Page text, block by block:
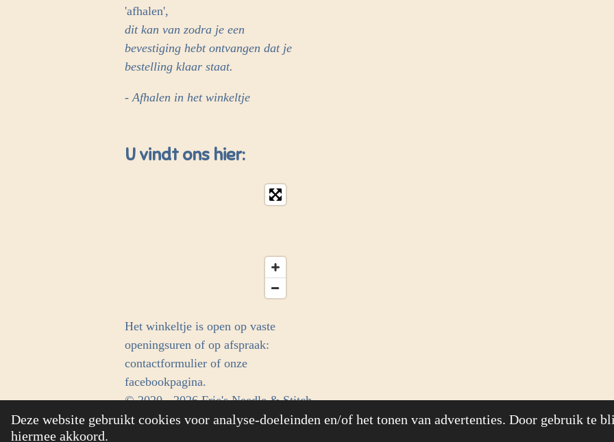
Deze website gebruikt cookies voor analyse-doeleinden en/of het tonen van advertenties. Door gebruik te
hiermee akkoord.
'afhalen',
dit kan van zodra je een
bevestiging hebt ontvangen dat je
bestelling klaar staat.
- Afhalen in het winkeltje
U vindt ons hier:
Het winkeltje is open op vaste
openingsuren of op afspraak:
contactformulier of onze
facebookpagina.
© 2020 - 2026 Frie's Needle & Stitch